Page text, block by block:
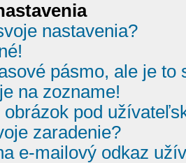
nastavenia?
pásmo, ale je to
na zozname!
pod
zaradenie?
e-mailový odkaz